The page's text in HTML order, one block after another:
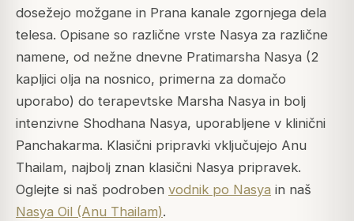
dosežejo možgane in Prana kanale zgornjega dela
telesa. Opisane so različne vrste Nasya za različne
namene, od nežne dnevne Pratimarsha Nasya (2
kapljici olja na nosnico, primerna za domačo
uporabo) do terapevtske Marsha Nasya in bolj
intenzivne Shodhana Nasya, uporabljene v klinični
Panchakarma. Klasični pripravki vključujejo Anu
Thailam, najbolj znan klasični Nasya pripravek.
Oglejte si naš podroben vodnik po Nasya in naš
Nasya Oil (Anu Thailam).